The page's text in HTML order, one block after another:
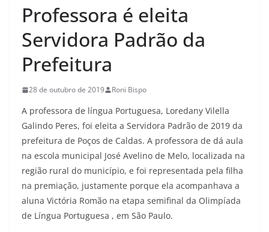
Professora é eleita
Servidora Padrão da
Prefeitura
28 de outubro de 2019 Roni Bispo
A professora de língua Portuguesa, Loredany Vilella
Galindo Peres, foi eleita a Servidora Padrão de 2019 da
prefeitura de Poços de Caldas. A professora de dá aula
na escola municipal José Avelino de Melo, localizada na
região rural do município, e foi representada pela filha
na premiação, justamente porque ela acompanhava a
aluna Victória Romão na etapa semifinal da Olimpíada
de Língua Portuguesa , em São Paulo.